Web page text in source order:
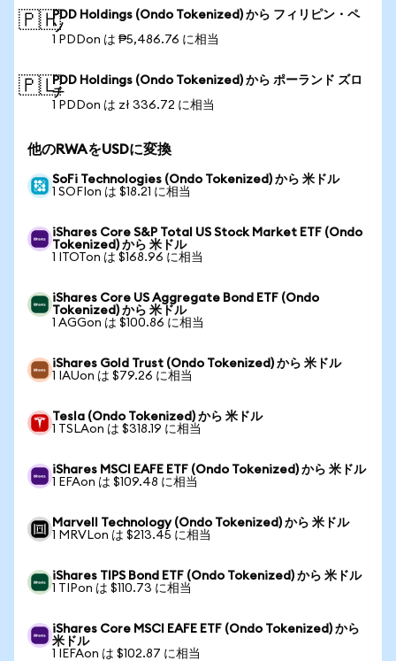
🇵🇭PDD Holdings (Ondo Tokenized) から フィリピン・ペ
ソ
1 PDDon は ₱5,486.76 に相当
🇵🇱PDD Holdings (Ondo Tokenized) から ポーランド ズロ
チ
1 PDDon は zł 336.72 に相当
他のRWAをUSDに変換
SoFi Technologies (Ondo Tokenized) から 米ドル
1 SOFIon は $18.21 に相当
iShares Core S&P Total US Stock Market ETF (Ondo
Tokenized) から 米ドル
1 ITOTon は $168.96 に相当
iShares Core US Aggregate Bond ETF (Ondo
Tokenized) から 米ドル
1 AGGon は $100.86 に相当
iShares Gold Trust (Ondo Tokenized) から 米ドル
1 IAUon は $79.26 に相当
Tesla (Ondo Tokenized) から 米ドル
1 TSLAon は $318.19 に相当
iShares MSCI EAFE ETF (Ondo Tokenized) から 米ドル
1 EFAon は $109.48 に相当
Marvell Technology (Ondo Tokenized) から 米ドル
1 MRVLon は $213.45 に相当
iShares TIPS Bond ETF (Ondo Tokenized) から 米ドル
1 TIPon は $110.73 に相当
iShares Core MSCI EAFE ETF (Ondo Tokenized) から
米ドル
1 IEFAon は $102.87 に相当